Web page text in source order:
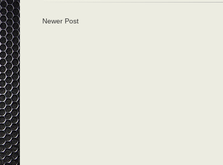
Newer Post